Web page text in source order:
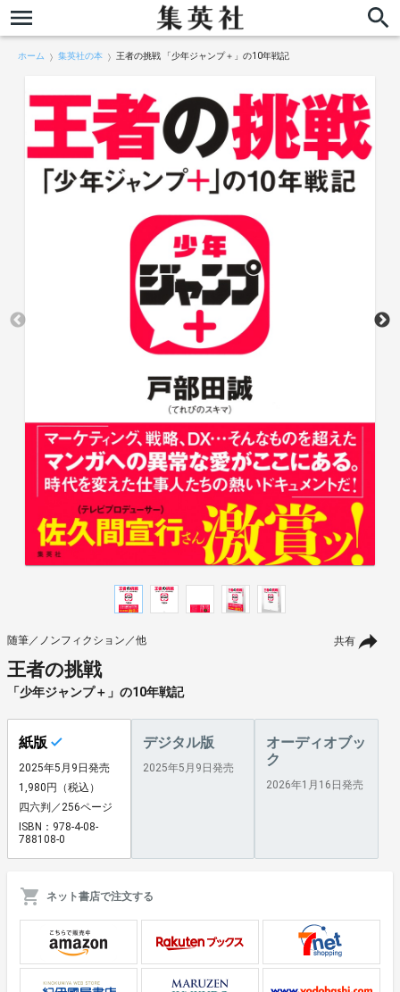
ホーム 集英社の本 王者の挑戦 「少年ジャンプ＋」の10年戦記
共有
随筆／ノンフィクション／他
王者の挑戦
「少年ジャンプ＋」の10年戦記
紙版
2025年5月9日発売
1,980円（税込）
四六判／256ページ
ISBN：978-4-08-
788108-0
デジタル版
2025年5月9日発売
オーディオブッ
ク
2026年1月16日発売
ネット書店で注文する